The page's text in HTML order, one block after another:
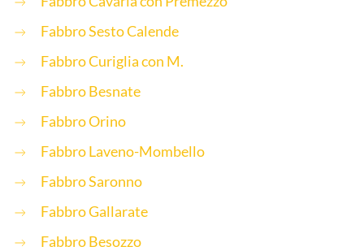
Fabbro Sesto Calende
Fabbro Curiglia con M.
Fabbro Besnate
Fabbro Orino
Fabbro Laveno-Mombello
Fabbro Saronno
Fabbro Gallarate
Fabbro Besozzo